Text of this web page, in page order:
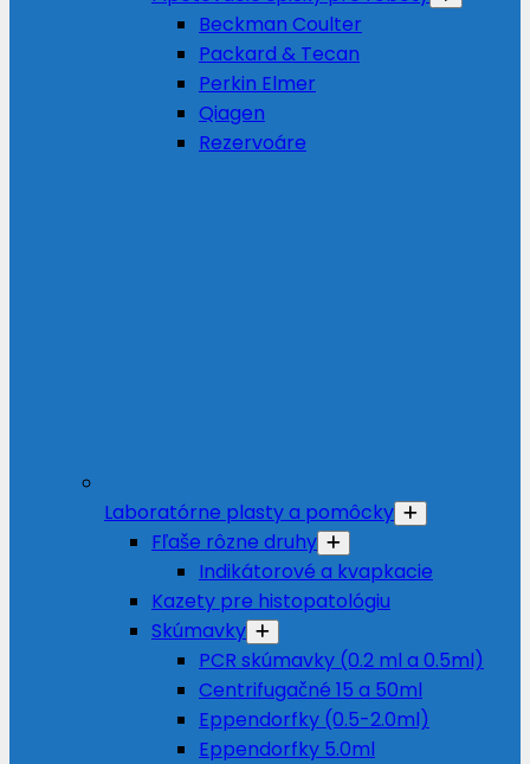
Beckman Coulter
Packard & Tecan
Perkin Elmer
Qiagen
Rezervoáre
Laboratórne plasty a pomôcky
Fľaše rôzne druhy
Indikátorové a kvapkacie
Kazety pre histopatológiu
Skúmavky
PCR skúmavky (0.2 ml a 0.5ml)
Centrifugačné 15 a 50ml
Eppendorfky (0.5-2.0ml)
Eppendorfky 5.0ml